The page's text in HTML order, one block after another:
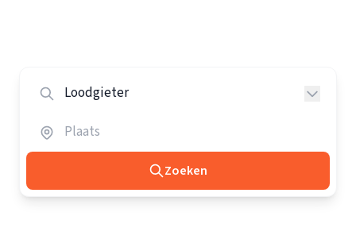
Zoeken